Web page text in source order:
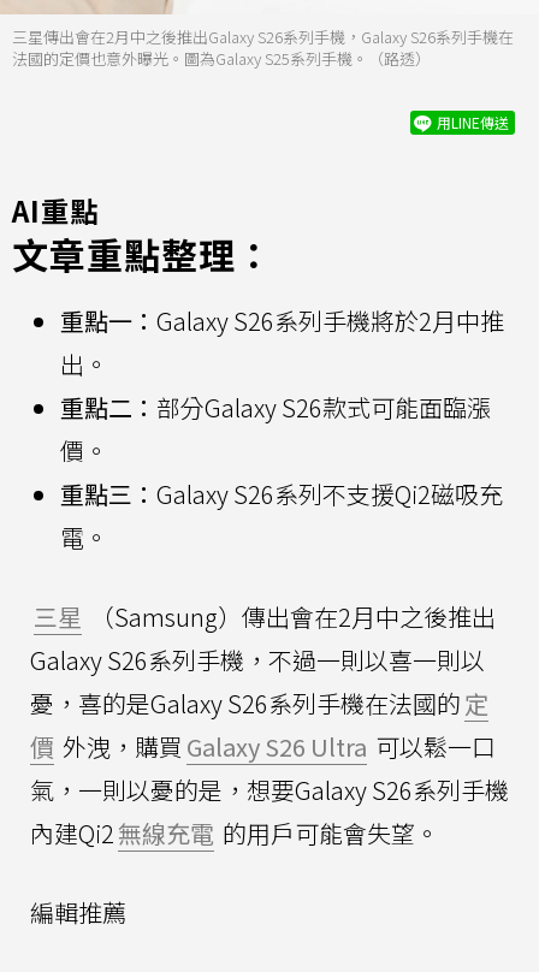
三星傳出會在2月中之後推出Galaxy S26系列手機，Galaxy S26系列手機在
法國的定價也意外曝光。圖為Galaxy S25系列手機。（路透）
用LINE傳送
AI重點
文章重點整理：
重點一： Galaxy S26系列手機將於2月中推
出。
重點二： 部分Galaxy S26款式可能面臨漲
價。
重點三： Galaxy S26系列不支援Qi2磁吸充
電。
三星
（Samsung）傳出會在2月中之後推出
Galaxy S26系列手機，不過一則以喜一則以
憂，喜的是Galaxy S26系列手機在法國的定
價 外洩，購買 Galaxy S26 Ultra 可以鬆一口
氣，一則以憂的是，想要Galaxy S26系列手機
內建Qi2無線充電 的用戶可能會失望。
編輯推薦